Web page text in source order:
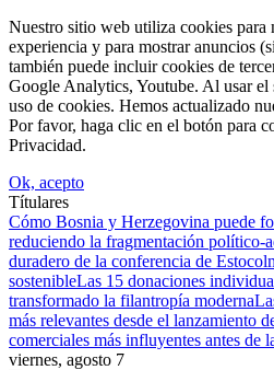
Nuestro sitio web utiliza cookies para
experiencia y para mostrar anuncios
también puede incluir cookies de
Google Analytics, Youtube. Al usar el
uso de cookies. Hemos actualizado
Por favor, haga clic en el botón para
Privacidad.
Ok, acepto
Títulares
Cómo Bosnia y Herzegovina puede
reduciendo la fragmentación político-
duradero de la conferencia de
sostenibleLas 15 donaciones
transformado la filantropía moderna
más relevantes desde el lanzamiento
comerciales más influyentes antes de
viernes, agosto 7